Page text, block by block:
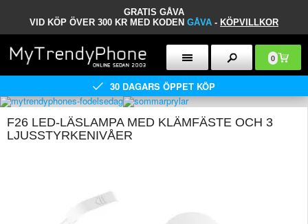
GRATIS GÅVA
VID KÖP ÖVER 300 KR MED KODEN GÅVA - KÖPVILLKOR
0
30 DAGARS ÖPPET KÖP
F26 LED-LÄSLAMPA MED KLÄMFÄSTE OCH 3
LJUSSTYRKENIVÅER